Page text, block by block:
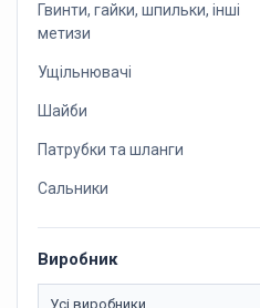
Гвинти, гайки, шпильки, інші
метизи
Ущільнювачі
Шайби
Патрубки та шланги
Сальники
Виробник